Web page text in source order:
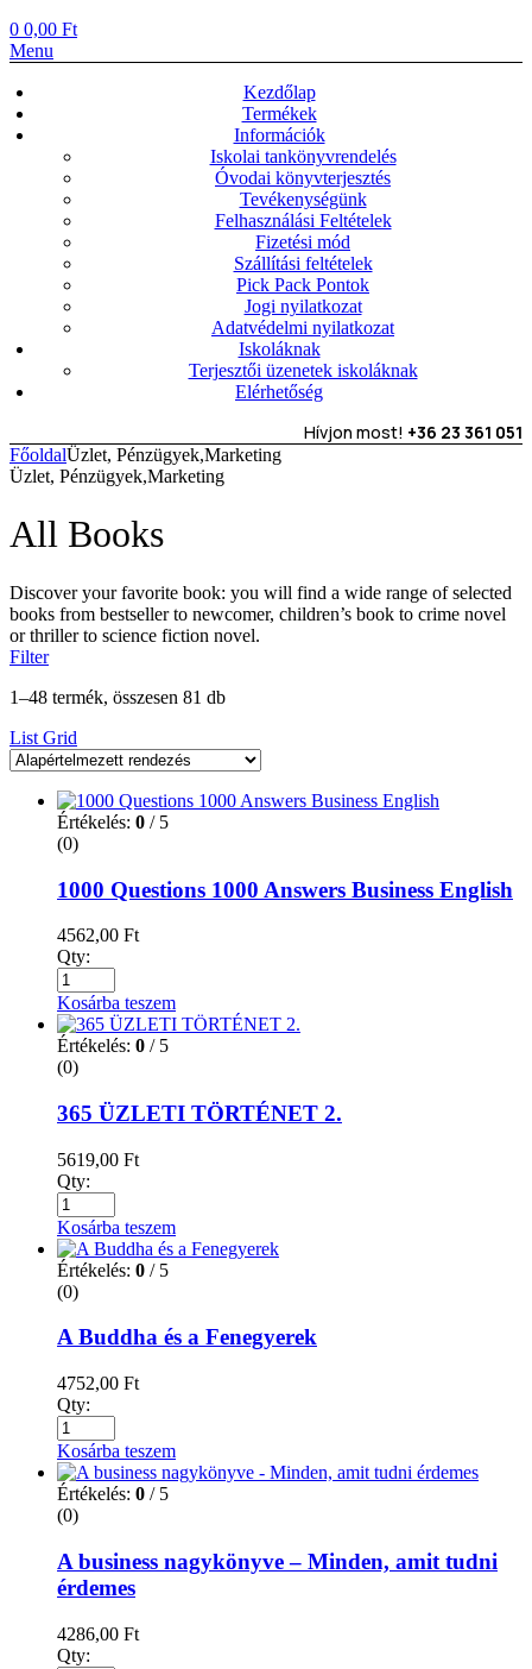
0 0,00 Ft
Menu
Kezdőlap
Termékek
Információk
Iskolai tankönyvrendelés
Óvodai könyvterjesztés
Tevékenységünk
Felhasználási Feltételek
Fizetési mód
Szállítási feltételek
Pick Pack Pontok
Jogi nyilatkozat
Adatvédelmi nyilatkozat
Iskoláknak
Terjesztői üzenetek iskoláknak
Elérhetőség
Hívjon most! +36 23 361 051
FőoldalÜzlet, Pénzügyek,Marketing
Üzlet, Pénzügyek,Marketing
All Books
Discover your favorite book: you will find a wide range of selected
books from bestseller to newcomer, children’s book to crime novel
or thriller to science fiction novel.
Filter
1–48 termék, összesen 81 db
List Grid
Értékelés: 0 / 5
(0)
1000 Questions 1000 Answers Business English
4562,00 Ft
Qty:
Kosárba teszem
Értékelés: 0 / 5
(0)
365 ÜZLETI TÖRTÉNET 2.
5619,00 Ft
Qty:
Kosárba teszem
Értékelés: 0 / 5
(0)
A Buddha és a Fenegyerek
4752,00 Ft
Qty:
Kosárba teszem
Értékelés: 0 / 5
(0)
A business nagykönyve – Minden, amit tudni
érdemes
4286,00 Ft
Qty: